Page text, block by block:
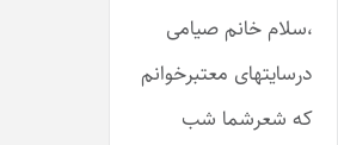
،سلام خانم صیامی
درسایتهای معتبرخوانم
که شعرشما شب